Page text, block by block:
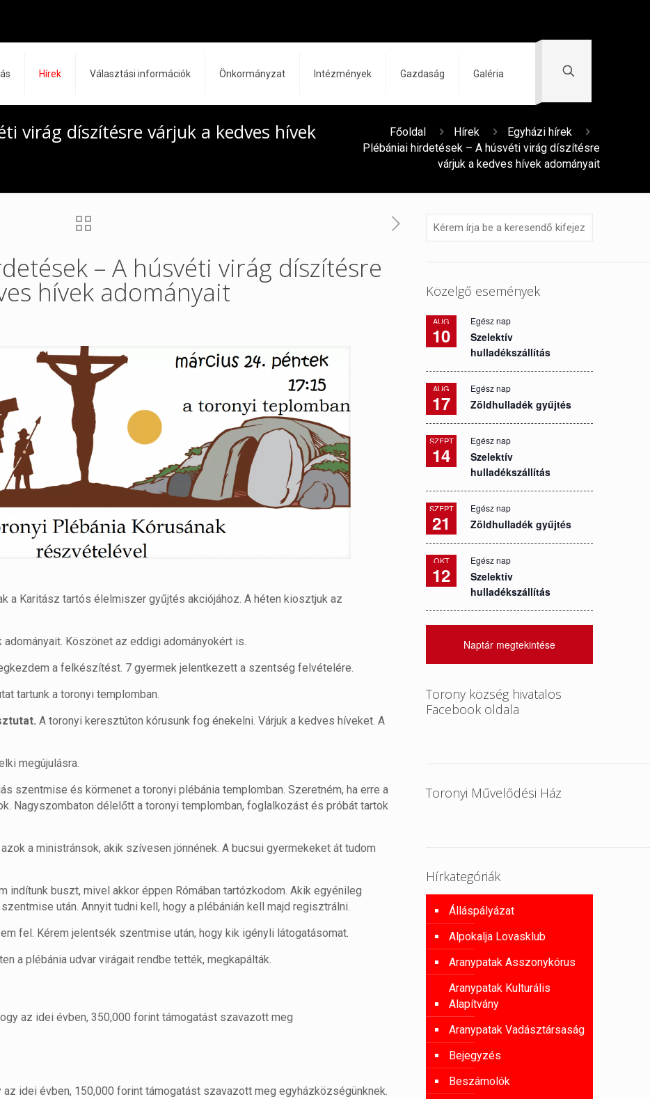
Hírek Választási információk Önkormányzat Intézmények Gazdaság Galéria
virág díszítésre várjuk a kedves hívek Főoldal Hírek
Egyházi hírek
Plébániai hirdetések – A húsvéti virág díszítésre
várjuk a kedves hívek adományait
– A húsvéti virág díszítésre
hívek adományait
a Karitász tartós élelmiszer gyűjtés akciójához. A héten kiosztjuk az
Köszönet az eddigi adományokért is.
a felkészítést. 7 gyermek jelentkezett a szentség felvételére.
tartunk a toronyi templomban.
A toronyi keresztúton kórusunk fog énekelni. Várjuk a kedves híveket. A
megújulásra.
szentmise és körmenet a toronyi plébánia templomban. Szeretném, ha erre a
Nagyszombaton délelőtt a toronyi templomban, foglalkozást és próbát tartok
a ministránsok, akik szívesen jönnének. A bucsui gyermekeket át tudom
indítunk buszt, mivel akkor éppen Rómában tartózkodom. Akik egyénileg
után. Annyit tudni kell, hogy a plébánián kell majd regisztrálni.
fel. Kérem jelentsék szentmise után, hogy kik igényli látogatásomat.
a plébánia udvar virágait rendbe tették, megkapálták.
az idei évben, 350,000 forint támogatást szavazott meg
az idei évben, 150,000 forint támogatást szavazott meg egyházközségünknek.
Közelgő események
AUG
10
Egész nap
Szelektív
hulladékszállítás
AUG
17
Egész nap
Zöldhulladék gyűjtés
SZEPT
14
Egész nap
Szelektív
hulladékszállítás
SZEPT
21
Egész nap
Zöldhulladék gyűjtés
OKT
12
Egész nap
Szelektív
hulladékszállítás
Naptár megtekintése
Torony község hivatalos
Facebook oldala
Toronyi Művelődési Ház
Hírkategóriák
Álláspályázat
Alpokalja Lovasklub
Aranypatak Asszonykórus
Aranypatak Kulturális
Alapítvány
Aranypatak Vadásztársaság
Bejegyzés
Beszámolók